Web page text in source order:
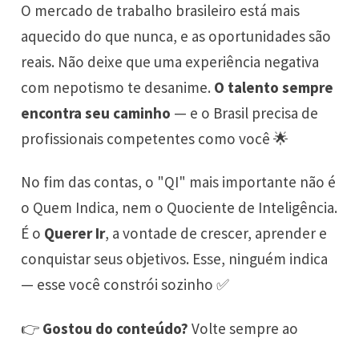
O mercado de trabalho brasileiro está mais
aquecido do que nunca, e as oportunidades são
reais. Não deixe que uma experiência negativa
com nepotismo te desanime. O talento sempre
encontra seu caminho — e o Brasil precisa de
profissionais competentes como você 🌟
No fim das contas, o "QI" mais importante não é
o Quem Indica, nem o Quociente de Inteligência.
É o Querer Ir, a vontade de crescer, aprender e
conquistar seus objetivos. Esse, ninguém indica
— esse você constrói sozinho ✅
👉 Gostou do conteúdo? Volte sempre ao